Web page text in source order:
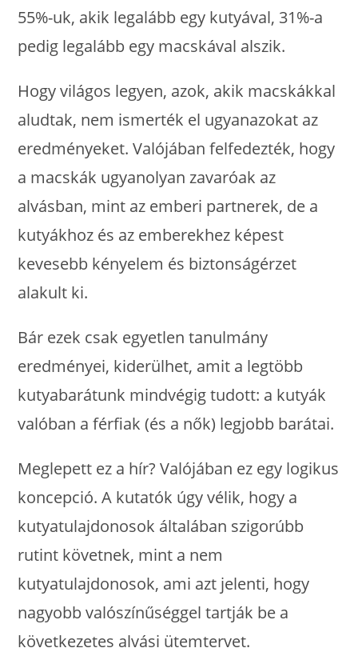
55%-uk, akik legalább egy kutyával, 31%-a
pedig legalább egy macskával alszik.
Hogy világos legyen, azok, akik macskákkal
aludtak, nem ismerték el ugyanazokat az
eredményeket. Valójában felfedezték, hogy
a macskák ugyanolyan zavaróak az
alvásban, mint az emberi partnerek, de a
kutyákhoz és az emberekhez képest
kevesebb kényelem és biztonságérzet
alakult ki.
Bár ezek csak egyetlen tanulmány
eredményei, kiderülhet, amit a legtöbb
kutyabarátunk mindvégig tudott: a kutyák
valóban a férfiak (és a nők) legjobb barátai.
Meglepett ez a hír? Valójában ez egy logikus
koncepció. A kutatók úgy vélik, hogy a
kutyatulajdonosok általában szigorúbb
rutint követnek, mint a nem
kutyatulajdonosok, ami azt jelenti, hogy
nagyobb valószínűséggel tartják be a
következetes alvási ütemtervet.